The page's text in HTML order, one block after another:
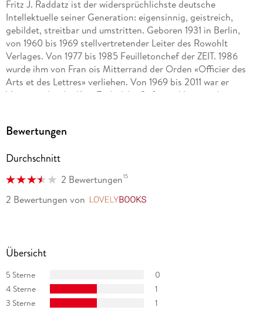
Fritz J. Raddatz ist der widersprüchlichste deutsche
Intellektuelle seiner Generation: eigensinnig, geistreich,
gebildet, streitbar und umstritten. Geboren 1931 in Berlin,
von 1960 bis 1969 stellvertretender Leiter des Rowohlt
Verlages. Von 1977 bis 1985 Feuilletonchef der ZEIT. 1986
wurde ihm von Fran ois Mitterrand der Orden «Officier des
Arts et des Lettres» verliehen. Von 1969 bis 2011 war er
Vorsitzender der Kurt-Tucholsky-Stiftung, Herausgeber von
Werks. 2010 erschienen seine hochgelobten und viel
Raddatz mit dem Hildegard-von-Bingen-Preis für Publizistik
ausgezeichnet. Zuletzt erschien von ihm «Jahre mit Ledig».
Der Autor verstarb im Februar 2015.
Bewertungen
Durchschnitt
2 Bewertungen15
2 Bewertungen von
Übersicht
5 Sterne
0
4 Sterne
1
3 Sterne
1